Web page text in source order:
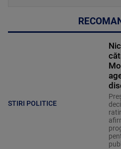
STIRI POLITICE